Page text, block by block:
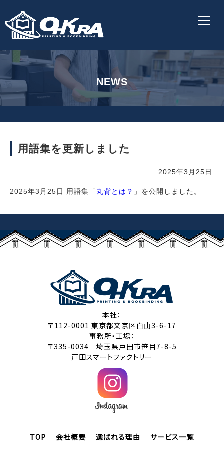
NEWS
用語集を更新しました
2025年3月25日
2025年3月25日 用語集「 丸背とは？ 」を公開しました。
本社：
〒112-0001 東京都文京区白山3-6-17
事務所・工場：
〒335-0034 埼玉県戸田市笹目7-8-5
戸田スマートファクトリー
TOP 会社概要 選ばれる理由
サービス一覧